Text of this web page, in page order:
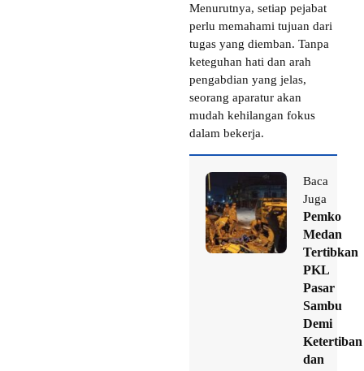
Menurutnya, setiap pejabat
perlu memahami tujuan dari
tugas yang diemban. Tanpa
keteguhan hati dan arah
pengabdian yang jelas,
seorang aparatur akan
mudah kehilangan fokus
dalam bekerja.
Baca
Juga
Pemko
Medan
Tertibkan
PKL
Pasar
Sambu
Demi
Ketertiban
dan